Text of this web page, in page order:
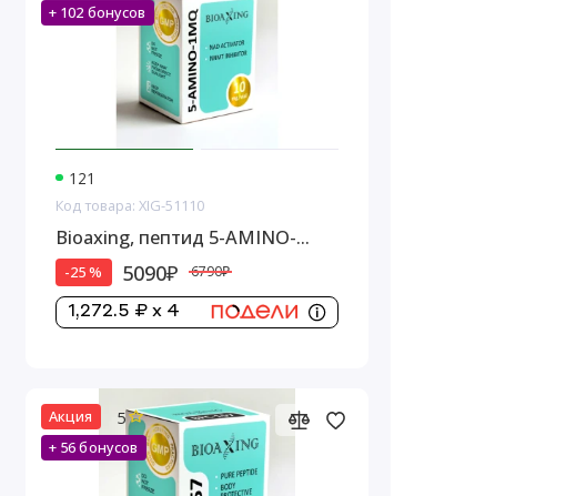
+ 102 бонусов
121
Код товара: XIG-51110
Bioaxing, пептид 5-AMINO-
1MQ, 10 мг
-25 % 5090₽ 6790₽
1,272.5 ₽ x 4
Акция
+ 56 бонусов
5